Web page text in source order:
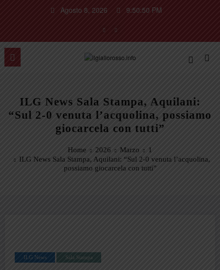
Agosto 8, 2026 9:50:51 PM
ILG News Sala Stampa, Aquilani:
“Sul 2-0 venuta l’acquolina, possiamo
giocarcela con tutti”
Home 2026 Marzo
1
ILG News Sala Stampa, Aquilani: “Sul 2-0 venuta l’acquolina,
possiamo giocarcela con tutti”
ILG News Sala Stampa